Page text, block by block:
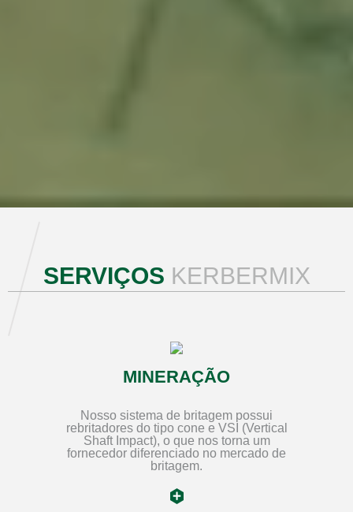
SERVIÇOS KERBERMIX
MINERAÇÃO
Nosso sistema de britagem possui
rebritadores do tipo cone e VSI (Vertical
Shaft Impact), o que nos torna um
fornecedor diferenciado no mercado de
britagem.